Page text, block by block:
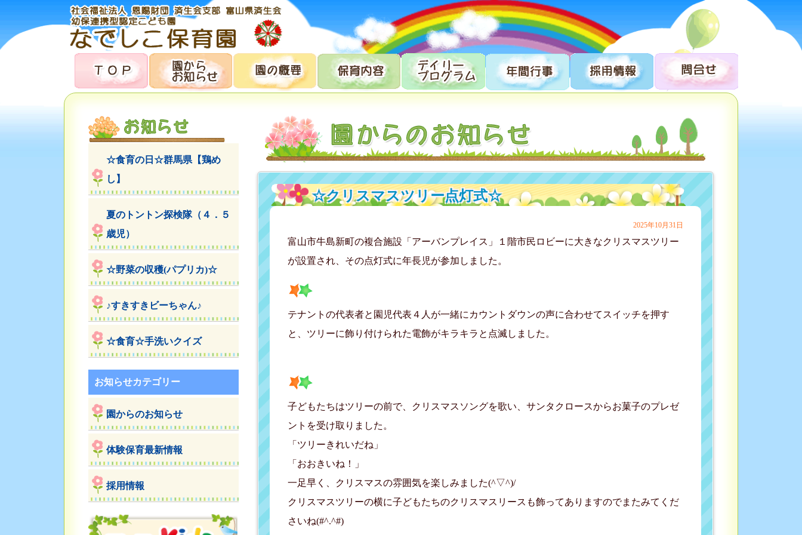
☆クリスマスツリー点灯式☆
2025年10月31日
富山市牛島新町の複合施設「アーバンプレイス」１階市民ロビーに大きなクリスマスツリー
が設置され、その点灯式に年長児が参加しました。
テナントの代表者と園児代表４人が一緒にカウントダウンの声に合わせてスイッチを押す
と、ツリーに飾り付けられた電飾がキラキラと点滅しました。
子どもたちはツリーの前で、クリスマスソングを歌い、サンタクロースからお菓子のプレゼ
ントを受け取りました。
「ツリーきれいだね」
「おおきいね！」
一足早く、クリスマスの雰囲気を楽しみました(^▽^)/
クリスマスツリーの横に子どもたちのクリスマスリースも飾ってありますのでまたみてくだ
さいね(#^.^#)
☆食育の日☆群馬県【鶏め
し】
夏のトントン探検隊（４．５
歳児）
☆野菜の収穫(パプリカ)☆
♪すきすきビーちゃん♪
☆食育☆手洗いクイズ
お知らせカテゴリー
園からのお知らせ
体験保育最新情報
採用情報